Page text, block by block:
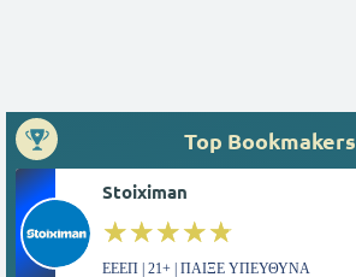
Top Bookmakers
Stoiximan
☆☆☆☆☆
★★★★★
ΕΕΕΠ | 21+ | ΠΑΙΞΕ ΥΠΕΥΘΥΝΑ